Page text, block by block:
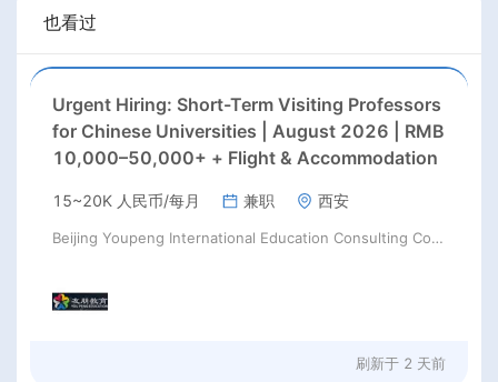
也看过
Urgent Hiring: Short-Term Visiting Professors
for Chinese Universities | August 2026 | RMB
10,000–50,000+ + Flight & Accommodation
15~20K 人民币/每月 兼职 西安
Beijing Youpeng International Education Consulting Co., Ltd
刷新于 2 天前